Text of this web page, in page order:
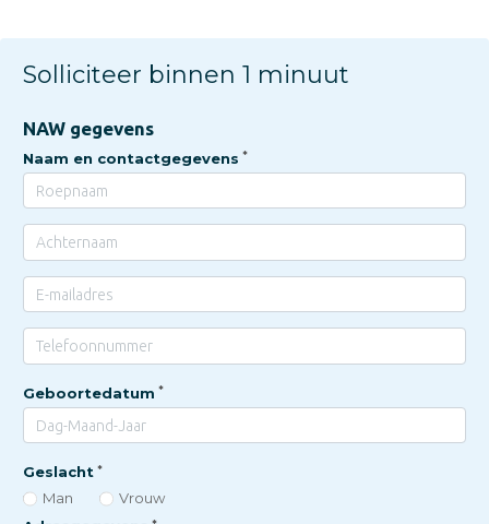
Solliciteer binnen 1 minuut
NAW gegevens
Naam en contactgegevens
Geboortedatum
Geslacht
Man
Vrouw